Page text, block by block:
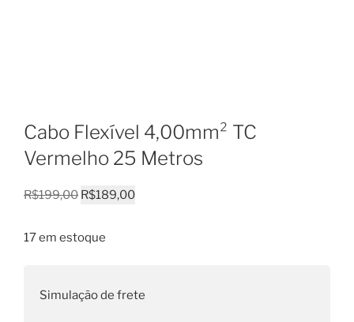
Cabo Flexível 4,00mm² TC
Vermelho 25 Metros
R$199,00 O
original
R$189,00O
17 em estoque
Simulação de frete